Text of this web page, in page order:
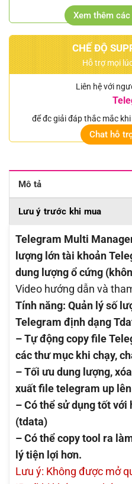
Xem thêm
CHẾ ĐỘ
Hỗ trợ mọi
Liên hệ với
để đc giải đáp thắc mắc
Chat hỗ
Mô tả
Lưu ý trước khi mua
Telegram Multi
lượng lớn tài khoản
dung lượng ổ cứng
Video hướng dẫn và
Tính năng: Quản lý số
Telegram định dạng
– Tự động copy file
các thư mục khi chạy,
– Tối ưu dung lượng,
xuất file telegram up
– Có thể sử dụng tốt
(tdata)
– Có thể copy tool ra
lý tiện lợi hơn.
Lưu ý: Không được mở